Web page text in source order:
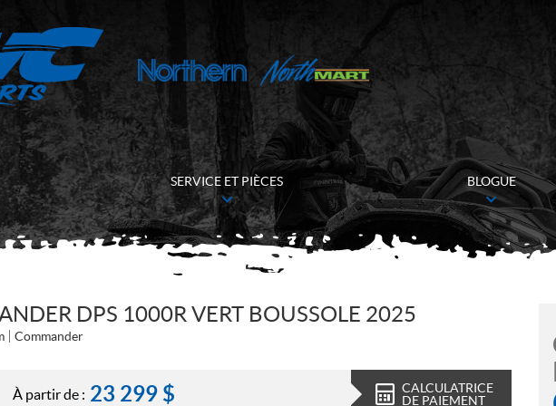
SERVICE ET PIÈCES BLOGUE
DPS 1000R VERT BOUSSOLE 2025
Commander
À partir de : 23 299 $
CALCULATRICE
DE PAIEMENT